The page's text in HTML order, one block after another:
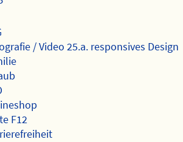
/ Video 25.a. responsives Design
F12